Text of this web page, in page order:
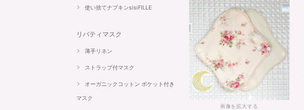
使い捨てナプキンsisiFILLE
リバティマスク
薄手リネン
ストラップ付マスク
オーガニックコットン ポケット付き
マスク
画像を拡大する